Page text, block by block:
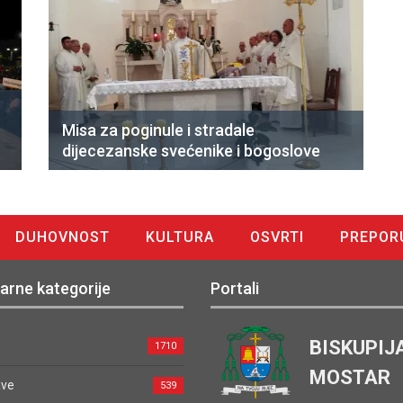
Misa za poginule i stradale
dijecezanske svećenike i bogoslove
DUHOVNOST KULTURA OSVRTI
kategorije
1710
539
Portali
MOSTAR